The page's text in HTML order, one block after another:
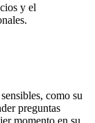
y el
como su
preguntas
momento en su